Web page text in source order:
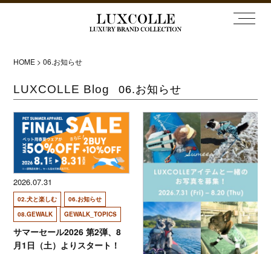
HOME >06.お知らせ
LUXCOLLE Blog 06.お知らせ
2026.07.31
02.犬と楽しむ
06.お知らせ
08.GEWALK
GEWALK_TOPICS
サマーセール2026 第2弾、8
月1日（土）よりスタート！